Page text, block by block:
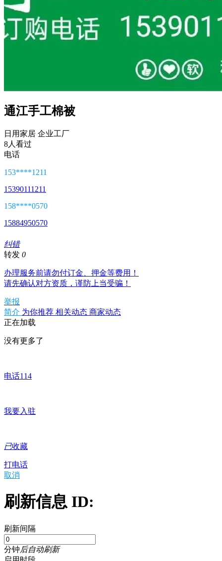
通江手工棉被
日用家居 企业工厂
8人看过
电话
153****1211
15390111211
158****0570
15884950570
纠错
转发 0
办理服务前请勿付订金、押金等费用！
请先确认对方资质，谨防上当受骗！
举报
简介 为你推荐 相关动态 商家动态
正在加载
没有更多了
电话114
我要入驻
已收藏
打电话
取消
刷新信息 ID:
刷新间隔
分钟后自动刷新